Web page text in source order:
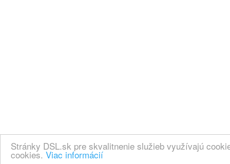
Stránky DSL.sk pre skvalitnenie služieb využívajú
cookies. Viac informácií